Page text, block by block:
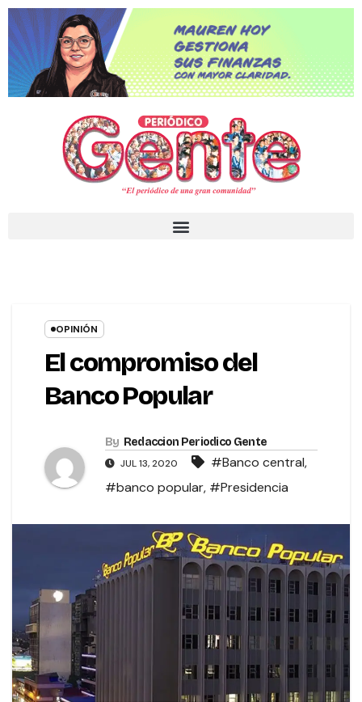
OPINIÓN
El compromiso del
Banco Popular
By Redaccion Periodico Gente
JUL 13, 2020 #Banco central,
#banco popular, #Presidencia